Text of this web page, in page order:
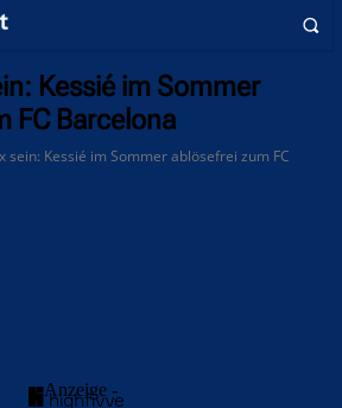
Kessié im Sommer
FC Barcelona
sein: Kessié im Sommer ablösefrei zum FC
- Anzeige -